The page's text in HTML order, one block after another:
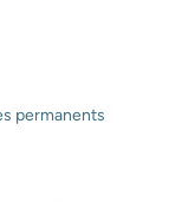
permanents